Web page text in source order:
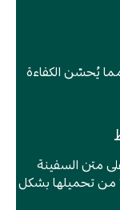
يُحسّن الكفاءة
السفينة
تحميلها بشكل